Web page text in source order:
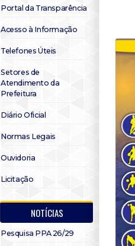
Portal da Transparência
Acesso à Informação
Telefones Úteis
Setores de
Atendimento da
Prefeitura
Diário Oficial
Normas Legais
Ouvidoria
Licitação
NOTÍCIAS
Pesquisa PPA 26/29